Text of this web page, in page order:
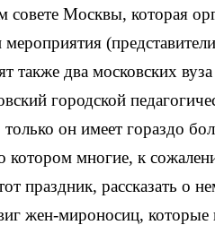
совете Москвы, которая
также два московских
городской
он имеет гораздо
котором многие, к
праздник, рассказать о
жен-мироносиц,